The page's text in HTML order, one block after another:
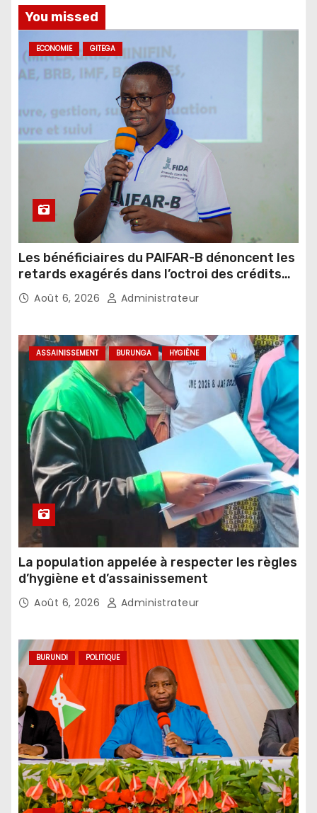
You missed
ECONOMIE GITEGA
Les bénéficiaires du PAIFAR-B dénoncent les
retards exagérés dans l’octroi des crédits
agricoles
Août 6, 2026 Administrateur
ASSAINISSEMENT BURUNGA HYGIÈNE
La population appelée à respecter les règles
d’hygiène et d’assainissement
Août 6, 2026 Administrateur
BURUNDI POLITIQUE